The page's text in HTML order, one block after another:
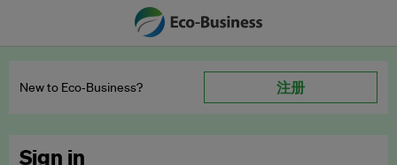
New to Eco‑Business? 注册
Sign in